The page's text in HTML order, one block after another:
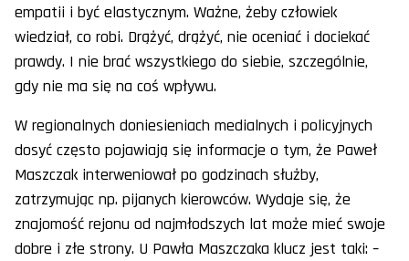
empatii i być elastycznym. Ważne, żeby człowiek
wiedział, co robi. Drążyć, drążyć, nie oceniać i dociekać
prawdy. I nie brać wszystkiego do siebie, szczególnie,
gdy nie ma się na coś wpływu.
W regionalnych doniesieniach medialnych i policyjnych
dosyć często pojawiają się informacje o tym, że Paweł
Maszczak interweniował po godzinach służby,
zatrzymując np. pijanych kierowców. Wydaje się, że
znajomość rejonu od najmłodszych lat może mieć swoje
dobre i złe strony. U Pawła Maszczaka klucz jest taki: –